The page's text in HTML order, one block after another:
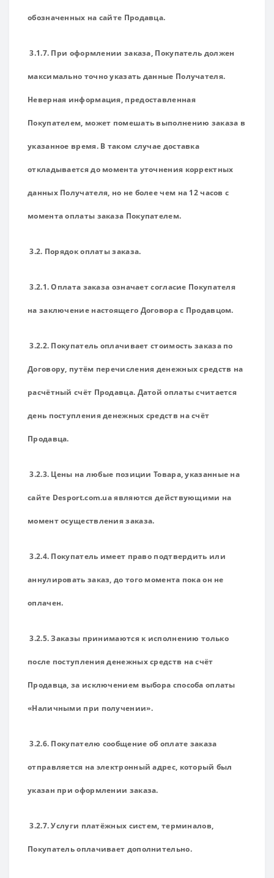
обозначенных на сайте Продавца.
3.1.7. При оформлении заказа, Покупатель должен
максимально точно указать данные Получателя.
Неверная информация, предоставленная
Покупателем, может помешать выполнению заказа в
указанное время. В таком случае доставка
откладывается до момента уточнения корректных
данных Получателя, но не более чем на 12 часов с
момента оплаты заказа Покупателем.
3.2. Порядок оплаты заказа.
3.2.1. Оплата заказа означает согласие Покупателя
на заключение настоящего Договора с Продавцом.
3.2.2. Покупатель оплачивает стоимость заказа по
Договору, путём перечисления денежных средств на
расчётный счёт Продавца. Датой оплаты считается
день поступления денежных средств на счёт
Продавца.
3.2.3. Цены на любые позиции Товара, указанные на
сайте Desport.com.ua являются действующими на
момент осуществления заказа.
3.2.4. Покупатель имеет право подтвердить или
аннулировать заказ, до того момента пока он не
оплачен.
3.2.5. Заказы принимаются к исполнению только
после поступления денежных средств на счёт
Продавца, за исключением выбора способа оплаты
«Наличными при получении».
3.2.6. Покупателю сообщение об оплате заказа
отправляется на электронный адрес, который был
указан при оформлении заказа.
3.2.7. Услуги платёжных систем, терминалов,
Покупатель оплачивает дополнительно.